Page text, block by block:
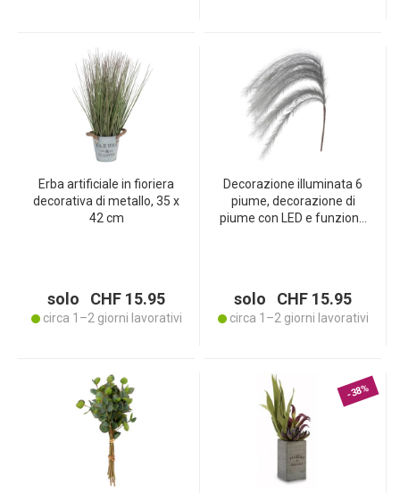
Erba artificiale in fioriera
decorativa di metallo, 35 x
42 cm
solo CHF 15.95
circa 1–2 giorni lavorativi
Decorazione illuminata 6
piume, decorazione di
piume con LED e funzione
solo CHF 15.95
circa 1–2 giorni lavorativi
-38%